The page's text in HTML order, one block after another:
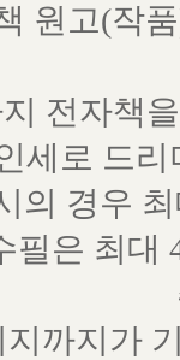
원고(작
전자책
세로 드
의 경우
필은 최대
까지가